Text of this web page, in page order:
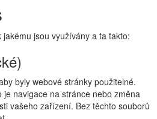
jsou využívány a ta takto:
byly webové stránky použitelné.
navigace na stránce nebo změna
vašeho zařízení. Bez těchto souborů